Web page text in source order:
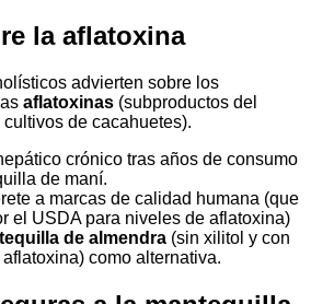
la aflatoxina
advierten sobre los
aflatoxinas (subproductos del
de cacahuetes).
crónico tras años de consumo
de maní.
a marcas de calidad humana (que
el USDA para niveles de aflatoxina)
de almendra (sin xilitol y con
como alternativa.